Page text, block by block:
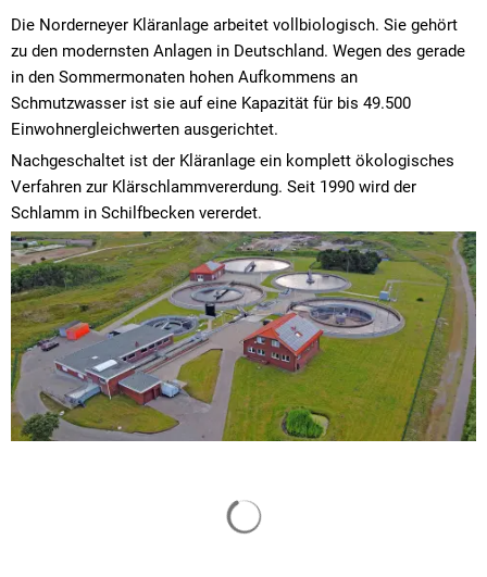
Die Norderneyer Kläranlage arbeitet vollbiologisch. Sie gehört
zu den modernsten Anlagen in Deutschland. Wegen des gerade
in den Sommermonaten hohen Aufkommens an
Schmutzwasser ist sie auf eine Kapazität für bis 49.500
Einwohnergleichwerten ausgerichtet.
Nachgeschaltet ist der Kläranlage ein komplett ökologisches
Verfahren zur Klärschlammvererdung. Seit 1990 wird der
Schlamm in Schilfbecken vererdet.